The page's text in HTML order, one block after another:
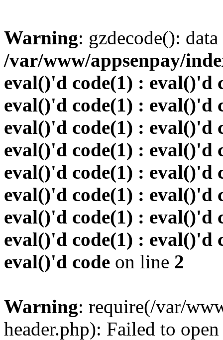
Warning: gzdecode():
/var/www/appsenpay/
eval()'d code(1) : eval()'d
eval()'d code(1) : eval()'d
eval()'d code(1) : eval()'d
eval()'d code(1) : eval()'d
eval()'d code(1) : eval()'d
eval()'d code(1) : eval()'d
eval()'d code(1) : eval()'d
eval()'d code(1) : eval()'d
eval()'d code on line 2
Warning: require(/var/
header.php): Failed to